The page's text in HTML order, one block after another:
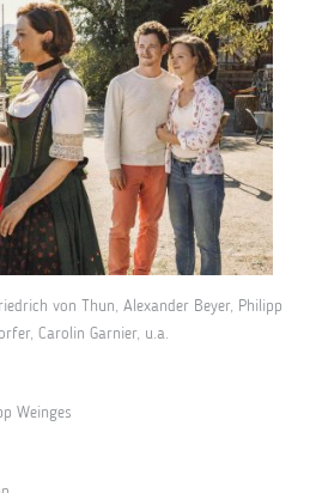
von Thun, Alexander Beyer, Philipp
Carolin Garnier, u.a.
Weinges